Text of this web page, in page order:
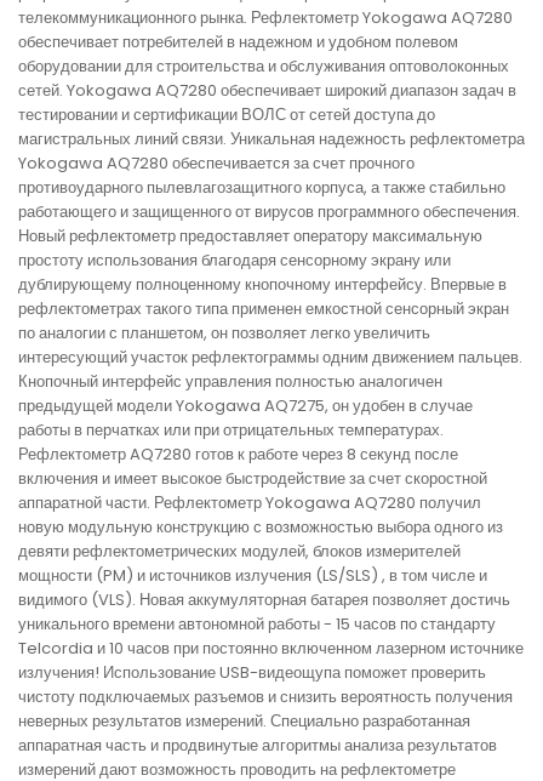
телекоммуникационного рынка. Рефлектометр Yokogawa AQ7280
обеспечивает потребителей в надежном и удобном полевом
оборудовании для строительства и обслуживания оптоволоконных
сетей. Yokogawa AQ7280 обеспечивает широкий диапазон задач в
тестировании и сертификации ВОЛС от сетей доступа до
магистральных линий связи. Уникальная надежность рефлектометра
Yokogawa AQ7280 обеспечивается за счет прочного
противоударного пылевлагозащитного корпуса, а также стабильно
работающего и защищенного от вирусов программного обеспечения.
Новый рефлектометр предоставляет оператору максимальную
простоту использования благодаря сенсорному экрану или
дублирующему полноценному кнопочному интерфейсу. Впервые в
рефлектометрах такого типа применен емкостной сенсорный экран
по аналогии с планшетом, он позволяет легко увеличить
интересующий участок рефлектограммы одним движением пальцев.
Кнопочный интерфейс управления полностью аналогичен
предыдущей модели Yokogawa AQ7275, он удобен в случае
работы в перчатках или при отрицательных температурах.
Рефлектометр AQ7280 готов к работе через 8 секунд после
включения и имеет высокое быстродействие за счет скоростной
аппаратной части. Рефлектометр Yokogawa AQ7280 получил
новую модульную конструкцию с возможностью выбора одного из
девяти рефлектометрических модулей, блоков измерителей
мощности (PM) и источников излучения (LS/SLS) , в том числе и
видимого (VLS). Новая аккумуляторная батарея позволяет достичь
уникального времени автономной работы - 15 часов по стандарту
Telcordia и 10 часов при постоянно включенном лазерном источнике
излучения! Использование USB-видеощупа поможет проверить
чистоту подключаемых разъемов и снизить вероятность получения
неверных результатов измерений. Специально разработанная
аппаратная часть и продвинутые алгоритмы анализа результатов
измерений дают возможность проводить на рефлектометре